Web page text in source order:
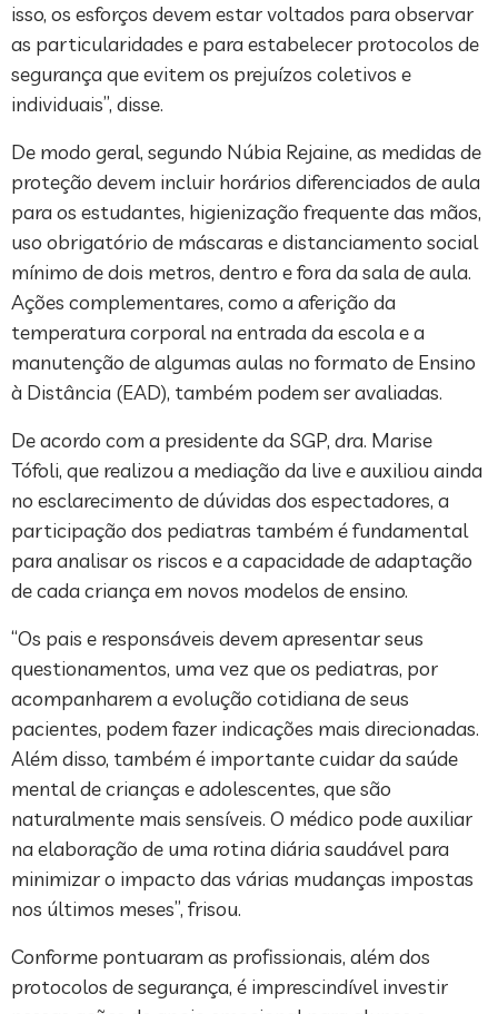
isso, os esforços devem estar voltados para observar
as particularidades e para estabelecer protocolos de
segurança que evitem os prejuízos coletivos e
individuais”, disse.
De modo geral, segundo Núbia Rejaine, as medidas de
proteção devem incluir horários diferenciados de aula
para os estudantes, higienização frequente das mãos,
uso obrigatório de máscaras e distanciamento social
mínimo de dois metros, dentro e fora da sala de aula.
Ações complementares, como a aferição da
temperatura corporal na entrada da escola e a
manutenção de algumas aulas no formato de Ensino
à Distância (EAD), também podem ser avaliadas.
De acordo com a presidente da SGP, dra. Marise
Tófoli, que realizou a mediação da live e auxiliou ainda
no esclarecimento de dúvidas dos espectadores, a
participação dos pediatras também é fundamental
para analisar os riscos e a capacidade de adaptação
de cada criança em novos modelos de ensino.
“Os pais e responsáveis devem apresentar seus
questionamentos, uma vez que os pediatras, por
acompanharem a evolução cotidiana de seus
pacientes, podem fazer indicações mais direcionadas.
Além disso, também é importante cuidar da saúde
mental de crianças e adolescentes, que são
naturalmente mais sensíveis. O médico pode auxiliar
na elaboração de uma rotina diária saudável para
minimizar o impacto das várias mudanças impostas
nos últimos meses”, frisou.
Conforme pontuaram as profissionais, além dos
protocolos de segurança, é imprescindível investir